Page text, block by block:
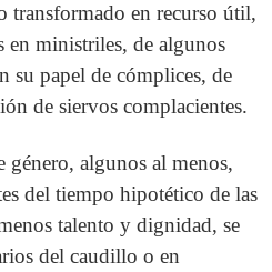
transformado en recurso útil,
en ministriles, de algunos
su papel de cómplices, de
de siervos complacientes.
género, algunos al menos,
del tiempo hipotético de las
talento y dignidad, se
del caudillo o en